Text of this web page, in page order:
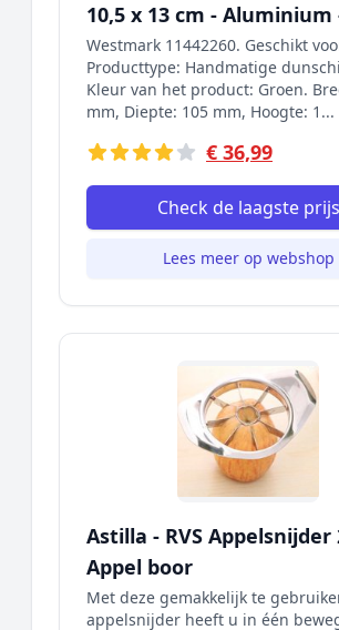
10,5 x 13 cm - Aluminium
Westmark 11442260. Geschikt
Producttype: Handmatige
Kleur van het product: Groen.
mm, Diepte: 105 mm, Hoogte: 1...
€ 36,99
Check de laagste prijs
Lees meer op webshop
Astilla - RVS Appelsnijder
Appel boor
Met deze gemakkelijk te
appelsnijder heeft u in één